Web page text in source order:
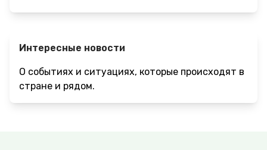
Интересные новости
О событиях и ситуациях, которые происходят в
стране и рядом.